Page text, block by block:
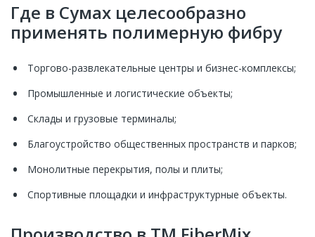
Где в Сумах целесообразно
применять полимерную фибру
Торгово-развлекательные центры и бизнес-комплексы;
Промышленные и логистические объекты;
Склады и грузовые терминалы;
Благоустройство общественных пространств и парков;
Монолитные перекрытия, полы и плиты;
Спортивные площадки и инфраструктурные объекты.